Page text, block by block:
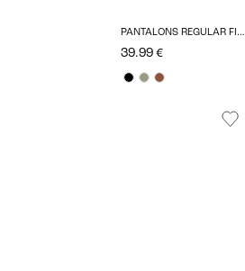
PANTALONS REGULAR FIT TAILLE HAUTE
39.99 €